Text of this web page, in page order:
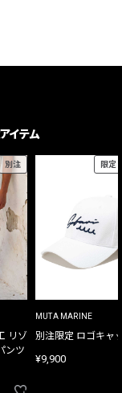
イテム
別注
リゾ
ンツ
限定
MUTA MARINE
別注限定 ロゴキャ
¥9,900